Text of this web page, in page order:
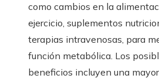
como cambios en la
ejercicio, suplementos
terapias intravenosas, para
función metabólica. Los
beneficios incluyen una mayor